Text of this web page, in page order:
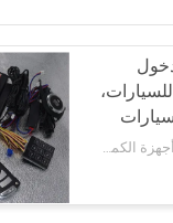
قابل للتفاوض MOQ:أجهزة الكمبيوتر 1